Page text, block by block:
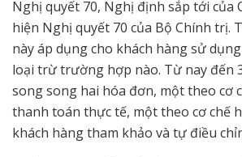
Nghị quyết 70, Nghị định sắp tới của
hiện Nghị quyết 70 của Bộ Chính trị.
này áp dụng cho khách hàng sử
loại trừ trường hợp nào. Từ nay đến
song song hai hóa đơn, một theo cơ
thanh toán thực tế, một theo cơ chế
khách hàng tham khảo và tự điều